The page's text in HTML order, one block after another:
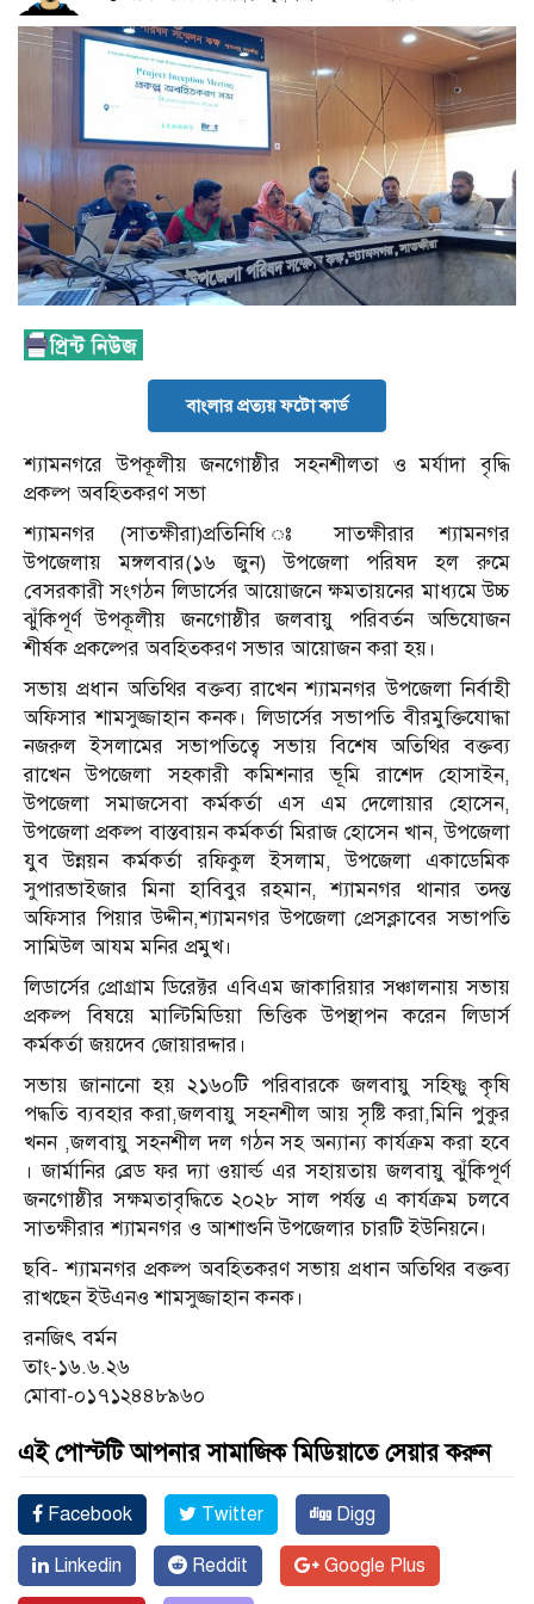
বাংলার প্রত্যয় ফটো কার্ড
শ্যামনগরে উপকূলীয় জনগোষ্ঠীর সহনশীলতা ও মর্যাদা বৃদ্ধি
প্রকল্প অবহিতকরণ সভা
শ্যামনগর (সাতক্ষীরা)প্রতিনিধি ঃ সাতক্ষীরার শ্যামনগর
উপজেলায় মঙ্গলবার(১৬ জুন) উপজেলা পরিষদ হল রুমে
বেসরকারী সংগঠন লিডার্সের আয়োজনে ক্ষমতায়নের মাধ্যমে উচ্চ
ঝুঁকিপূর্ণ উপকূলীয় জনগোষ্ঠীর জলবায়ু পরিবর্তন অভিযোজন
শীর্ষক প্রকল্পের অবহিতকরণ সভার আয়োজন করা হয়।
সভায় প্রধান অতিথির বক্তব্য রাখেন শ্যামনগর উপজেলা নির্বাহী
অফিসার শামসুজ্জাহান কনক। লিডার্সের সভাপতি বীরমুক্তিযোদ্ধা
নজরুল ইসলামের সভাপতিত্বে সভায় বিশেষ অতিথির বক্তব্য
রাখেন উপজেলা সহকারী কমিশনার ভূমি রাশেদ হোসাইন,
উপজেলা সমাজসেবা কর্মকর্তা এস এম দেলোয়ার হোসেন,
উপজেলা প্রকল্প বাস্তবায়ন কর্মকর্তা মিরাজ হোসেন খান, উপজেলা
যুব উন্নয়ন কর্মকর্তা রফিকুল ইসলাম, উপজেলা একাডেমিক
সুপারভাইজার মিনা হাবিবুর রহমান, শ্যামনগর থানার তদন্ত
অফিসার পিয়ার উদ্দীন,শ্যামনগর উপজেলা প্রেসক্লাবের সভাপতি
সামিউল আযম মনির প্রমুখ।
লিডার্সের প্রোগ্রাম ডিরেক্টর এবিএম জাকারিয়ার সঞ্চালনায় সভায়
প্রকল্প বিষয়ে মাল্টিমিডিয়া ভিত্তিক উপস্থাপন করেন লিডার্স
কর্মকর্তা জয়দেব জোয়ারদ্দার।
সভায় জানানো হয় ২১৬০টি পরিবারকে জলবায়ু সহিষ্ণু কৃষি
পদ্ধতি ব্যবহার করা,জলবায়ু সহনশীল আয় সৃষ্টি করা,মিনি পুকুর
খনন ,জলবায়ু সহনশীল দল গঠন সহ অন্যান্য কার্যক্রম করা হবে
। জার্মানির ব্রেড ফর দ্যা ওয়ার্ল্ড এর সহায়তায় জলবায়ু ঝুঁকিপূর্ণ
জনগোষ্ঠীর সক্ষমতাবৃদ্ধিতে ২০২৮ সাল পর্যন্ত এ কার্যক্রম চলবে
সাতক্ষীরার শ্যামনগর ও আশাশুনি উপজেলার চারটি ইউনিয়নে।
ছবি- শ্যামনগর প্রকল্প অবহিতকরণ সভায় প্রধান অতিথির বক্তব্য
রাখছেন ইউএনও শামসুজ্জাহান কনক।
রনজিৎ বর্মন
তাং-১৬.৬.২৬
মোবা-০১৭১২৪৪৮৯৬০
এই পোস্টটি আপনার সামাজিক মিডিয়াতে সেয়ার করুন
Facebook Twitter Digg
Linkedin Reddit Google Plus